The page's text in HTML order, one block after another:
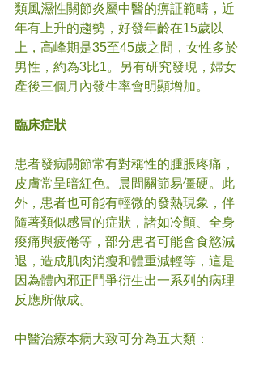
類風濕性關節炎屬中醫的痹証範疇，近
年有上升的趨勢，好發年齡在15歲以
上，高峰期是35至45歲之間，女性多於
男性，約為3比1。另有研究發現，婦女
產後三個月內發生率會明顯增加。
臨床症狀
患者發病關節常有對稱性的腫脹疼痛，
皮膚常呈暗紅色。晨間關節易僵硬。此
外，患者也可能有輕微的發熱現象，伴
隨著類似感冒的症狀，諸如冷顫、全身
痠痛與疲倦等，部分患者可能會食慾減
退，造成肌肉消瘦和體重減輕等，這是
因為體內邪正鬥爭衍生出一系列的病理
反應所做成。
中醫治療本病大致可分為五大類：